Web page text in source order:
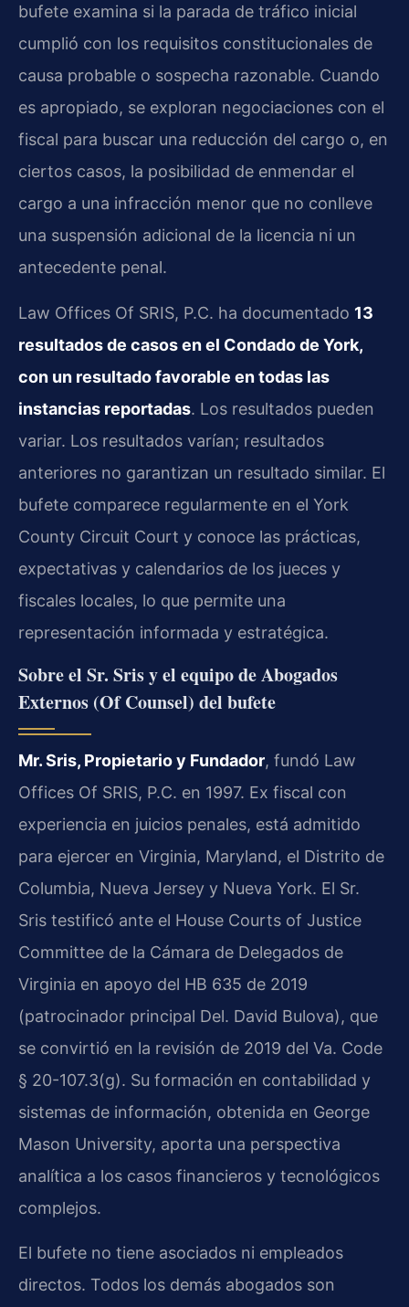
bufete examina si la parada de tráfico inicial
cumplió con los requisitos constitucionales de
causa probable o sospecha razonable. Cuando
es apropiado, se exploran negociaciones con el
fiscal para buscar una reducción del cargo o, en
ciertos casos, la posibilidad de enmendar el
cargo a una infracción menor que no conlleve
una suspensión adicional de la licencia ni un
antecedente penal.
Law Offices Of SRIS, P.C. ha documentado 13
resultados de casos en el Condado de York,
con un resultado favorable en todas las
instancias reportadas. Los resultados pueden
variar. Los resultados varían; resultados
anteriores no garantizan un resultado similar. El
bufete comparece regularmente en el York
County Circuit Court y conoce las prácticas,
expectativas y calendarios de los jueces y
fiscales locales, lo que permite una
representación informada y estratégica.
Sobre el Sr. Sris y el equipo de Abogados
Externos (Of Counsel) del bufete
Mr. Sris, Propietario y Fundador, fundó Law
Offices Of SRIS, P.C. en 1997. Ex fiscal con
experiencia en juicios penales, está admitido
para ejercer en Virginia, Maryland, el Distrito de
Columbia, Nueva Jersey y Nueva York. El Sr.
Sris testificó ante el House Courts of Justice
Committee de la Cámara de Delegados de
Virginia en apoyo del HB 635 de 2019
(patrocinador principal Del. David Bulova), que
se convirtió en la revisión de 2019 del Va. Code
§ 20-107.3(g). Su formación en contabilidad y
sistemas de información, obtenida en George
Mason University, aporta una perspectiva
analítica a los casos financieros y tecnológicos
complejos.
El bufete no tiene asociados ni empleados
directos. Todos los demás abogados son